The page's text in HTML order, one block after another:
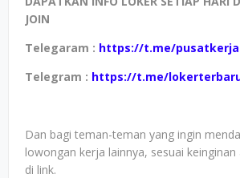
JOIN
Telegaram : https://t.me/
Telegram : https://t.me/
Dan bagi teman-teman yang ingin
lowongan kerja lainnya, sesuai keinginan
di link.